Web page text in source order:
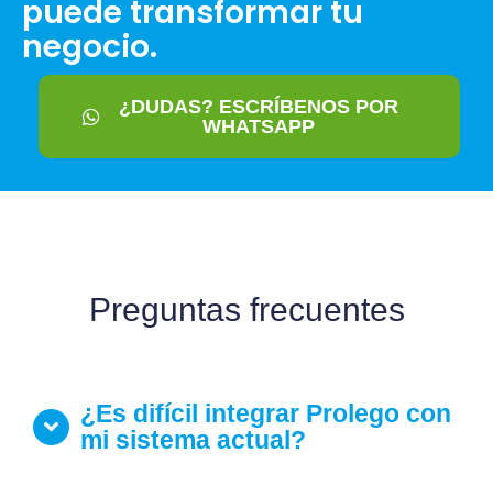
puede transformar tu
negocio.
¿DUDAS? ESCRÍBENOS POR
WHATSAPP
Preguntas frecuentes
¿Es difícil integrar Prolego con
mi sistema actual?